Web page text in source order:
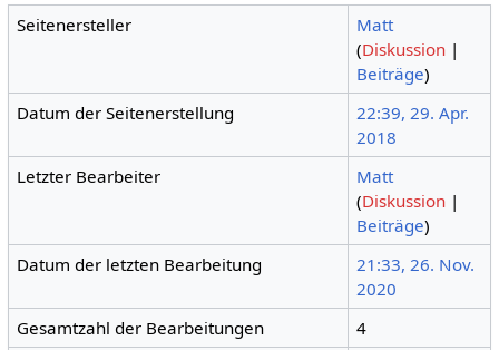
Seitenersteller
Matt
(Diskussion |
Beiträge)
Datum der Seitenerstellung
22:39, 29. Apr.
2018
Letzter Bearbeiter
Matt
(Diskussion |
Beiträge)
Datum der letzten Bearbeitung
21:33, 26. Nov.
2020
Gesamtzahl der Bearbeitungen
4